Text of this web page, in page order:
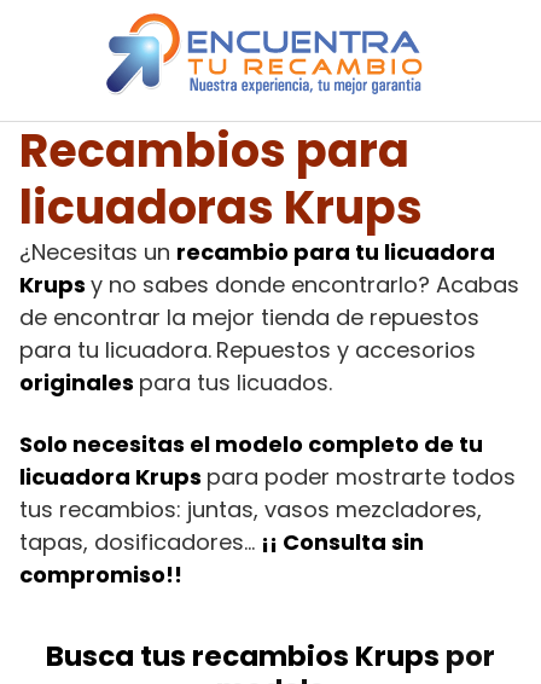
Recambios para
licuadoras Krups
¿Necesitas un recambio para tu licuadora
Krups y no sabes donde encontrarlo? Acabas
de encontrar la mejor tienda de repuestos
para tu licuadora. Repuestos y accesorios
originales para tus licuados.
Solo necesitas el modelo completo de tu
licuadora Krups para poder mostrarte todos
tus recambios: juntas, vasos mezcladores,
tapas, dosificadores… ¡¡ Consulta sin
compromiso!!
Busca tus recambios Krups por